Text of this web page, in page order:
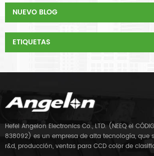
NUEVO BLOG
ETIQUETAS
Hefei Angelon Electronics Co., LTD. (NEEQ el
838092) es un empresa de alta tecnología, que
r&d, producción, ventas para CCD color de